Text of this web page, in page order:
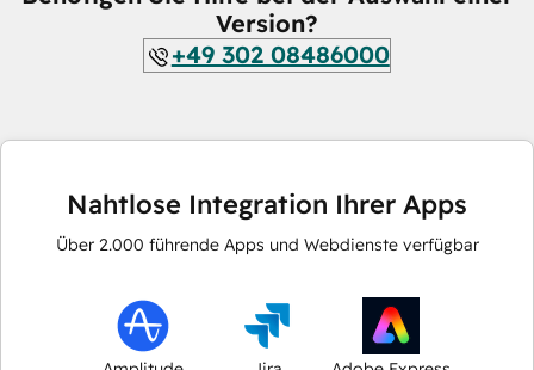
Version?
+49 302 08486000
Nahtlose Integration Ihrer Apps
Über 2.000 führende Apps und Webdienste verfügbar